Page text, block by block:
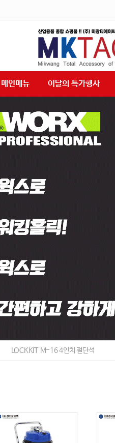
메인메뉴 이달의 특가행사
LOCKKIT M-16 4인치 절단석